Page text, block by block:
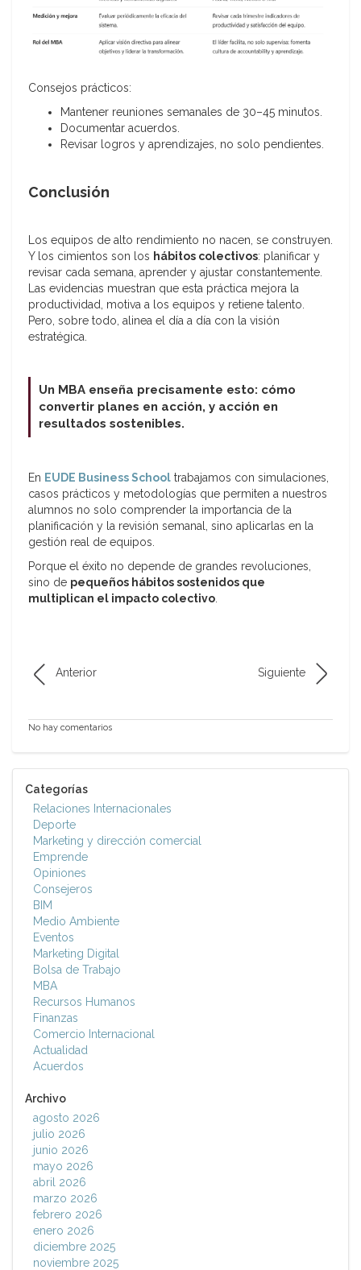
Consejos prácticos:
Mantener reuniones semanales de 30–45 minutos.
Documentar acuerdos.
Revisar logros y aprendizajes, no solo pendientes.
Conclusión
Los equipos de alto rendimiento no nacen, se construyen.
Y los cimientos son los hábitos colectivos: planificar y
revisar cada semana, aprender y ajustar constantemente.
Las evidencias muestran que esta práctica mejora la
productividad, motiva a los equipos y retiene talento.
Pero, sobre todo, alinea el día a día con la visión
estratégica.
Un MBA enseña precisamente esto: cómo
convertir planes en acción, y acción en
resultados sostenibles.
En EUDE Business School trabajamos con simulaciones,
casos prácticos y metodologías que permiten a nuestros
alumnos no solo comprender la importancia de la
planificación y la revisión semanal, sino aplicarlas en la
gestión real de equipos.
Porque el éxito no depende de grandes revoluciones,
sino de pequeños hábitos sostenidos que
multiplican el impacto colectivo
Anterior Siguiente
No hay comentarios
Categorías
Relaciones Internacionales
Deporte
Marketing y dirección comercial
Emprende
Opiniones
Consejeros
BIM
Medio Ambiente
Eventos
Marketing Digital
Bolsa de Trabajo
MBA
Recursos Humanos
Finanzas
Comercio Internacional
Actualidad
Acuerdos
Archivo
agosto 2026
julio 2026
junio 2026
mayo 2026
abril 2026
marzo 2026
febrero 2026
enero 2026
diciembre 2025
noviembre 2025